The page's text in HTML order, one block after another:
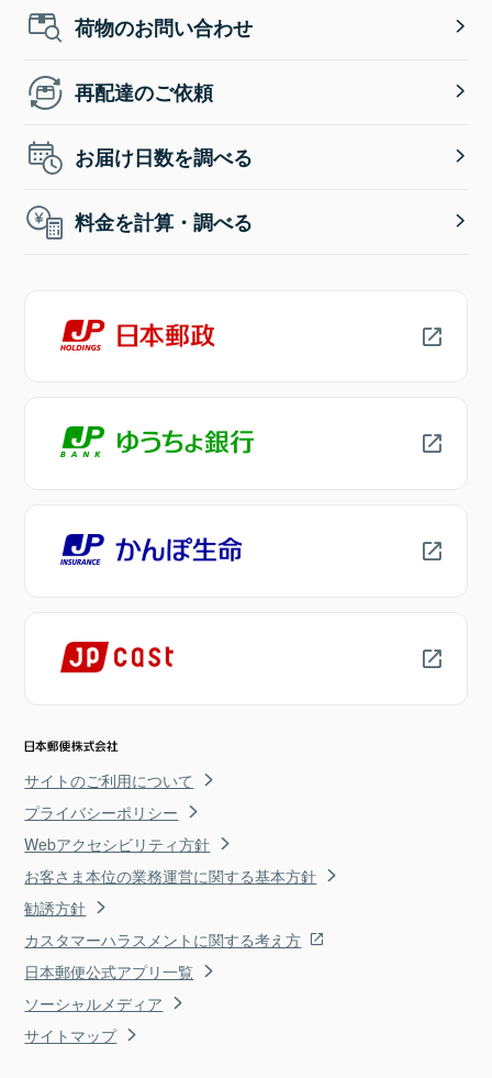
荷物のお問い合わせ
再配達のご依頼
お届け日数を調べる
料金を計算・調べる
サイトのご利用について
プライバシーポリシー
Webアクセシビリティ方針
お客さま本位の業務運営に関する基本方針
勧誘方針
カスタマーハラスメントに関する考え方
日本郵便公式アプリ一覧
ソーシャルメディア
サイトマップ